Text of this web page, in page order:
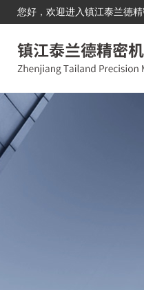
您好，欢迎进入镇江泰兰德